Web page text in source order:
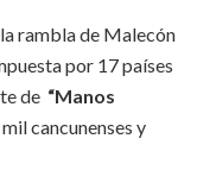
rambla de Malecón
por 17 países
de “Manos
cancunenses y